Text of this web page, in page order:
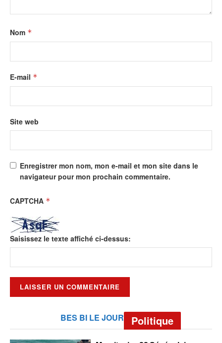
Nom *
E-mail *
Site web
Enregistrer mon nom, mon e-mail et mon site dans le
navigateur pour mon prochain commentaire.
CAPTCHA *
Saisissez le texte affiché ci-dessus:
BES BI LE JOUR Politique